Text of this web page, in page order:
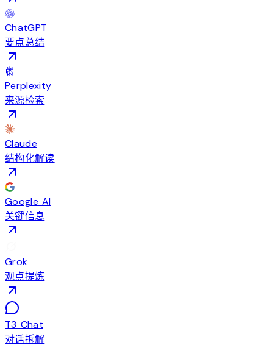
ChatGPT
要点总结
Perplexity
来源检索
Claude
结构化解读
Google AI
关键信息
Grok
观点提炼
T3 Chat
对话拆解